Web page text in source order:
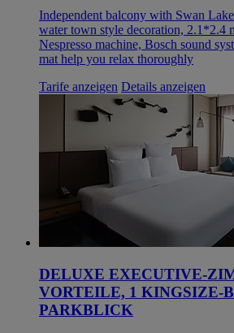
Independent balcony with Swan
water town style decoration, 2.1*2.4
Nespresso machine, Bosch sound
mat help you relax thoroughly
Tarife anzeigen Details anzeigen
DELUXE EXECUTIVE-
VORTEILE, 1 KINGSIZE-
PARKBLICK